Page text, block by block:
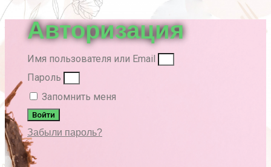
вверх
Авторизация
Имя пользователя или Email
Пароль
Запомнить меня
Войти
Забыли пароль?